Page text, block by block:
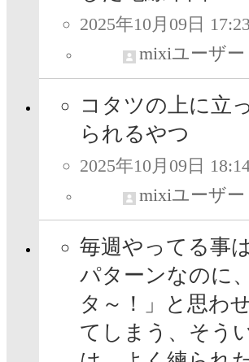
2025年10月09日 17:23
mixiユーザー
コタツの上に立
られるやつ
2025年10月09日
mixiユーザー
毎週やってる事
パターンなのに
タ～！」と思わ
てしまう、そう